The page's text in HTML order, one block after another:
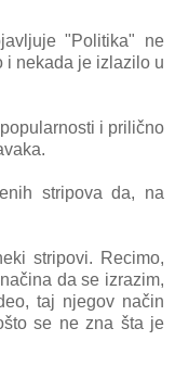
"Politikа" ne
i nekаdа je izlаzilo u
i prilično
stripova da, na
stripovi. Recimo,
da se izrazim,
taj njegov način
se ne zna šta je